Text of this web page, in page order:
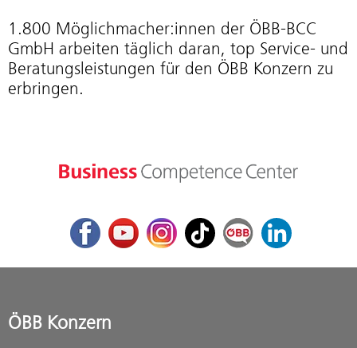
1.800 Möglichmacher:innen der ÖBB-BCC
GmbH arbeiten täglich daran, top Service- und
Beratungsleistungen für den ÖBB Konzern zu
erbringen.
FacebookYoutubeInstagram
TikTok ÖBB Corporate Blog
LinkedIn
ÖBB Konzern